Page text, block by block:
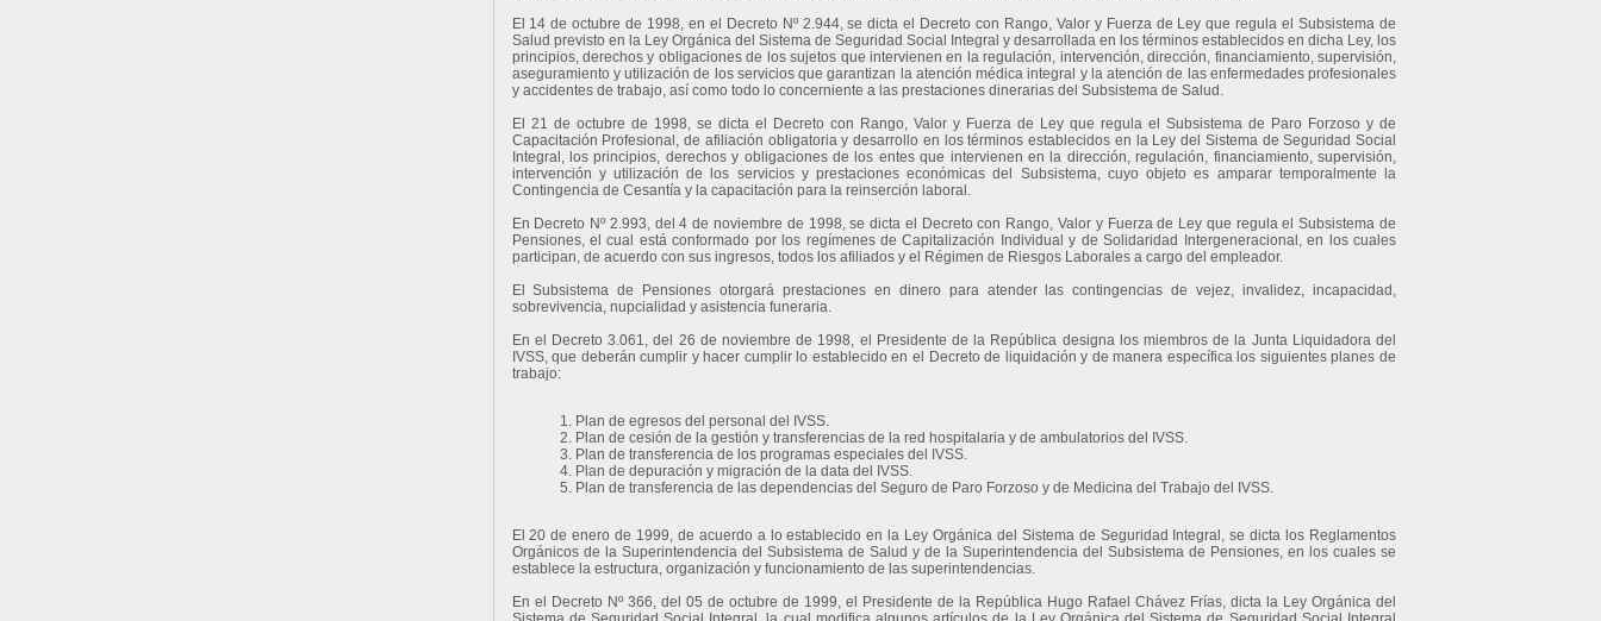
El 14 de octubre de 1998, en el Decreto Nº 2.944, se dicta el Decreto con Rango, Valor y Fuerza de Ley que regula el Subsistema de
Salud previsto en la Ley Orgánica del Sistema de Seguridad Social Integral y desarrollada en los términos establecidos en dicha Ley, los
principios, derechos y obligaciones de los sujetos que intervienen en la regulación, intervención, dirección, financiamiento, supervisión,
aseguramiento y utilización de los servicios que garantizan la atención médica integral y la atención de las enfermedades profesionales
y accidentes de trabajo, así como todo lo concerniente a las prestaciones dinerarias del Subsistema de Salud.
El 21 de octubre de 1998, se dicta el Decreto con Rango, Valor y Fuerza de Ley que regula el Subsistema de Paro Forzoso y de
Capacitación Profesional, de afiliación obligatoria y desarrollo en los términos establecidos en la Ley del Sistema de Seguridad Social
Integral, los principios, derechos y obligaciones de los entes que intervienen en la dirección, regulación, financiamiento, supervisión,
intervención y utilización de los servicios y prestaciones económicas del Subsistema, cuyo objeto es amparar temporalmente la
Contingencia de Cesantía y la capacitación para la reinserción laboral.
En Decreto Nº 2.993, del 4 de noviembre de 1998, se dicta el Decreto con Rango, Valor y Fuerza de Ley que regula el Subsistema de
Pensiones, el cual está conformado por los regímenes de Capitalización Individual y de Solidaridad Intergeneracional, en los cuales
participan, de acuerdo con sus ingresos, todos los afiliados y el Régimen de Riesgos Laborales a cargo del empleador.
El Subsistema de Pensiones otorgará prestaciones en dinero para atender las contingencias de vejez, invalidez, incapacidad,
sobrevivencia, nupcialidad y asistencia funeraria.
En el Decreto 3.061, del 26 de noviembre de 1998, el Presidente de la República designa los miembros de la Junta Liquidadora del
IVSS, que deberán cumplir y hacer cumplir lo establecido en el Decreto de liquidación y de manera específica los siguientes planes de
trabajo:
1. Plan de egresos del personal del IVSS.
2. Plan de cesión de la gestión y transferencias de la red hospitalaria y de ambulatorios del IVSS.
3. Plan de transferencia de los programas especiales del IVSS.
4. Plan de depuración y migración de la data del IVSS.
5. Plan de transferencia de las dependencias del Seguro de Paro Forzoso y de Medicina del Trabajo del IVSS.
El 20 de enero de 1999, de acuerdo a lo establecido en la Ley Orgánica del Sistema de Seguridad Integral, se dicta los Reglamentos
Orgánicos de la Superintendencia del Subsistema de Salud y de la Superintendencia del Subsistema de Pensiones, en los cuales se
establece la estructura, organización y funcionamiento de las superintendencias.
En el Decreto Nº 366, del 05 de octubre de 1999, el Presidente de la República Hugo Rafael Chávez Frías, dicta la Ley Orgánica del